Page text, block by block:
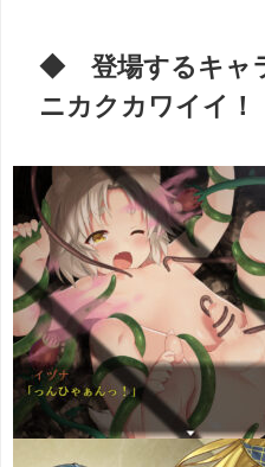
◆ 登場するキャ
ニカクカワイイ！